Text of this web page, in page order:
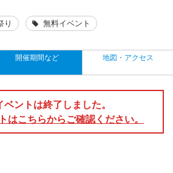
り 無料イベント
開催期間など 地図・アクセス
ントは終了しました。
はこちらからご確認ください。